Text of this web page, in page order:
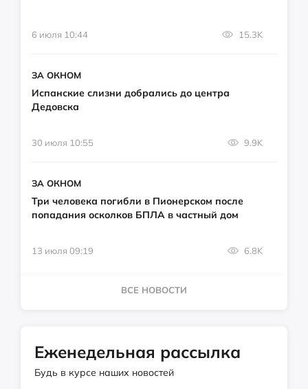
6 июля 10:44 15.3K
ЗА ОКНОМ
Испанские слизни добрались до центра
Дедовска
30 июля 10:55 9.9K
ЗА ОКНОМ
Три человека погибли в Пионерском после
попадания осколков БПЛА в частный дом
13 июля 09:19 6.8K
ВСЕ НОВОСТИ
Еженедельная рассылка
Будь в курсе наших новостей